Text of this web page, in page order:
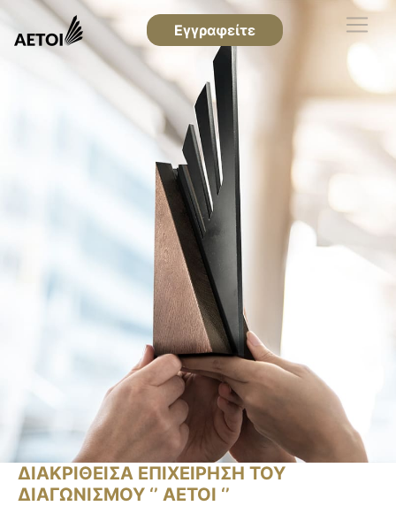
Εγγραφείτε
ΔΙΑΚΡΙΘΕΙΣΑ ΕΠΙΧΕΙΡΗΣΗ ΤΟΥ
ΔΙΑΓΩΝΙΣΜΟΥ ‘’ ΑΕΤΟΙ ‘’